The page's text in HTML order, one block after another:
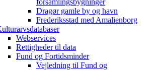
forsamlingsbygninger
Dragør gamle by og havn
Frederiksstad med Amalienborg
Webservices
Rettigheder til data
Fund og Fortidsminder
Vejledning til Fund og